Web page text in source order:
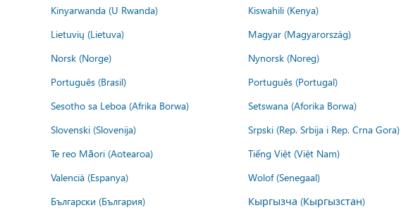
Kinyarwanda (U Rwanda)
Kiswahili (Kenya)
Lietuvių (Lietuva)
Magyar (Magyarország)
Norsk (Norge)
Nynorsk (Noreg)
Português (Brasil)
Português (Portugal)
Sesotho sa Leboa (Afrika Borwa)
Setswana (Aforika Borwa)
Slovenski (Slovenija)
Srpski (Rep. Srbija i Rep. Crna Gora)
Te reo Māori (Aotearoa)
Tiếng Việt (Việt Nam)
Valencià (Espanya)
Wolof (Senegaal)
Български (България)
Кыргызча (Кыргызстан)